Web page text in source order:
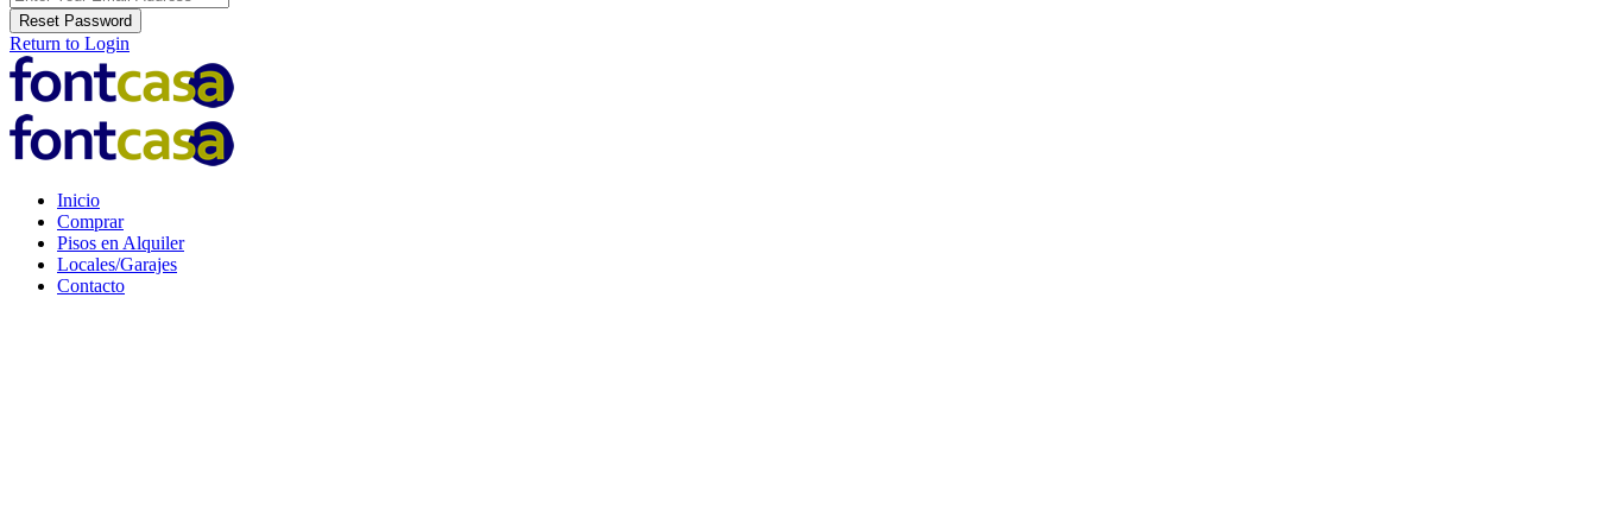
Reset Password
Return to Login
Inicio
Comprar
Pisos en Alquiler
Locales/Garajes
Contacto